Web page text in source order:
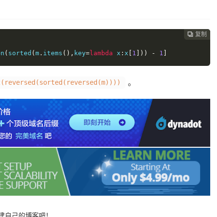
 复制
 复制
 复制
( sorted ( m . items (), key= lambda x : x 1 ])) - 1
。
己的博客吧！